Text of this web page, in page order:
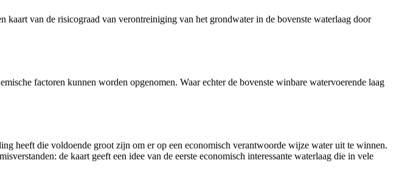
van de risicograad van verontreiniging van het grondwater in de bovenste waterlaag door
factoren kunnen worden opgenomen. Waar echter de bovenste winbare watervoerende laag
heeft die voldoende groot zijn om er op een economisch verantwoorde wijze water uit te winnen.
de kaart geeft een idee van de eerste economisch interessante waterlaag die in vele